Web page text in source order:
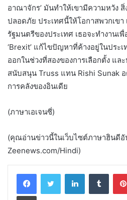
อาณาจักร’ มันทำให้เขามีความหวัง
ปลอดภัย ประเทศนี้ให้โอกาสพวกเขา
รัฐมนตรีของประเทศ เธอจะทำงานเ
‘Brexit’ แก้ไขปัญหาที่ค้างอยู่ในประ
ออกในช่วงที่สองของการเลือกตั้ง แล
สนับสนุน Truss แทน Rishi Sunak
การคลังของอินเดีย
(ภาษาเอเจนซี่)
(คุณอ่านข่าวนี้ในเว็บไซต์ภาษาฮินดีอั
Zeenews.com/Hindi)
LinkedIn
Print